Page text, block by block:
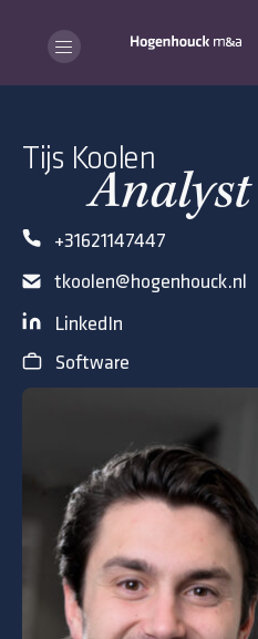
Tijs Koolen
Analyst
+31621147447
tkoolen@hogenhouck.nl
LinkedIn
Software